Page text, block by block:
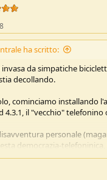
ha scritto:
invasa da simpatiche
decollando.
cominciamo installando
4.3.1, il "vecchio"
personale
democrazia-